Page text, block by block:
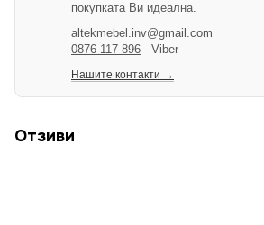
покупката Ви идеална.
altekmebel.inv@gmail.com
0876 117 896 - Viber
Нашите контакти →
Отзиви